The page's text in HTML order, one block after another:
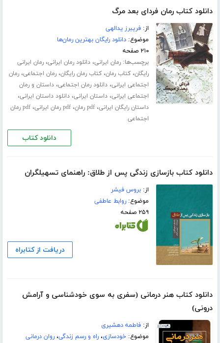
دانلود کتاب رمان فردای بعد مرگ
از:فریبرز یدالهی
موضوع:دانلود رایگان بهترین رمان‌ها
۲۱۰ صفحه
برچسب‌ها:رمان ایرانی،دانلود رمان ایرانی،رمان ایرانی
رایگان،کتاب رمان،کتاب رمان رایگان،رمان اجتماعی،رمان
اجتماعی ایرانی،دانلود رمان اجتماعی،داستان و رمان
اجتماعی ایرانی،داستان ایرانی،دانلود داستان ایرانی،
داستان رایگان ایرانی،pdf رمان ،pdf رمان ایرانی ،
pdf رمان
اجتماعی
دانلود کتاب
دانلود کتاب بازسازی زندگی پس از طلاق: راهنمای تسهیلگران
از:بروس فیشر
موضوع:روابط عاطفی
۲۵۹ صفحه
دریافت از کتابراه
دانلود کتاب هنر درمانی (سفری به سوی خودشناسی و آرامش
درونی)
از:فاطمه دهشیری
موضوع:خودسازی،راه و رسم زندگی،روان درمانی